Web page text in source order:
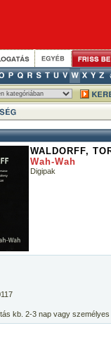
WALDORFF,
Wah-Wah
Digipak
kb. 2-3 nap vagy